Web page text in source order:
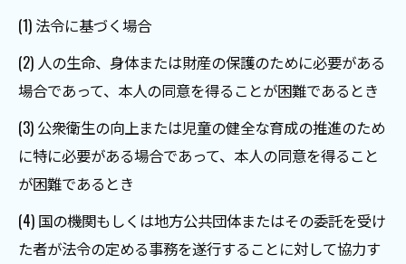
(1) 法令に基づく場合
(2) 人の生命、身体または財産の保護のために必要がある
場合であって、本人の同意を得ることが困難であるとき
(3) 公衆衛生の向上または児童の健全な育成の推進のため
に特に必要がある場合であって、本人の同意を得ること
が困難であるとき
(4) 国の機関もしくは地方公共団体またはその委託を受け
た者が法令の定める事務を遂行することに対して協力す